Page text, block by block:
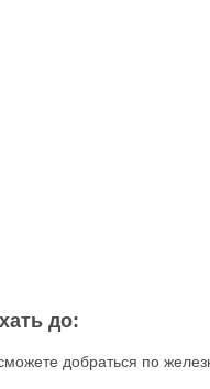
до:
добраться по